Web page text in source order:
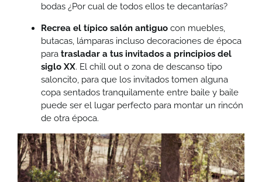
bodas ¿Por cual de todos ellos te decantarías?
Recrea el típico salón antiguo con muebles,
butacas, lámparas incluso decoraciones de época
para trasladar a tus invitados a principios del
siglo XX. El chill out o zona de descanso tipo
saloncito, para que los invitados tomen alguna
copa sentados tranquilamente entre baile y baile
puede ser el lugar perfecto para montar un rincón
de otra época.